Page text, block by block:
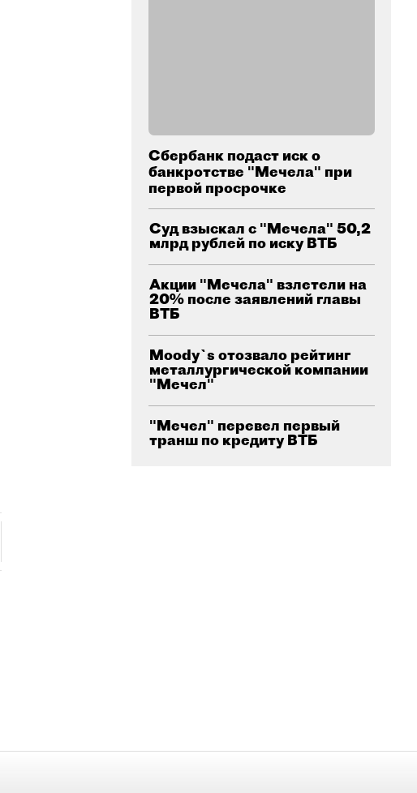
Сбербанк подаст иск о
банкротстве "Мечела" при
первой просрочке
Суд взыскал с "Мечела" 50,2
млрд рублей по иску ВТБ
Акции "Мечела" взлетели на
20% после заявлений главы
ВТБ
Moody`s отозвало рейтинг
металлургической компании
"Мечел"
"Мечел" перевел первый
транш по кредиту ВТБ